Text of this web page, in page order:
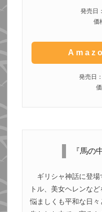
発売日
価
発売日
『馬の
ギリシャ神話に登
トル、美女ヘレンな
悩ましくも平和な日